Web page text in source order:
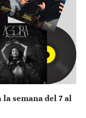
semana del 7 al